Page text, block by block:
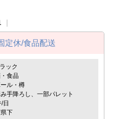
定休/食品配送
ック
品
・樽
手降ろし、一部パレット
下